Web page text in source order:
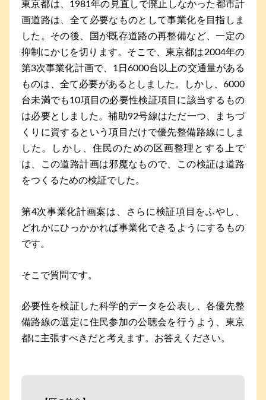
東京都は、1981年の見直しで廃止しなかった都市計
画道路は、全て必要なものとして事業化を目指しま
した。その後、国が既存道路の再整備など、一定の
抑制にかじを切ります。そこで、東京都は2004年の
第3次事業化計画で、1日6000台以上の交通量がある
ものは、全て必要があるとしました。しかし、6000
台未満でも10項目の必要性検証項目に該当するもの
は必要としました。補助92号線はただ一つ、まちづ
くりに資するという項目だけで優先整備路線にしま
した。しかし、住民のための区画整理とする上で
は、この道路計画は邪魔なもので、この検証は道路
をつくるための検証でした。
第4次事業化計画案は、さらに検証項目をふやし、
どれかにひっかかれば事業化できるようにするもの
です。
そこで質問です。
必要性を検証した科学的データを公表し、各優先整
備路線の選定に住民参加の公聴会を行うよう、東京
都に主張すべきだと考えます。お答えください。